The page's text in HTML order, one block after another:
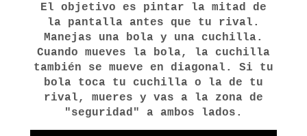
El objetivo es pintar la mitad de
la pantalla antes que tu rival.
Manejas una bola y una cuchilla.
Cuando mueves la bola, la cuchilla
también se mueve en diagonal. Si tu
bola toca tu cuchilla o la de tu
rival, mueres y vas a la zona de
"seguridad" a ambos lados.